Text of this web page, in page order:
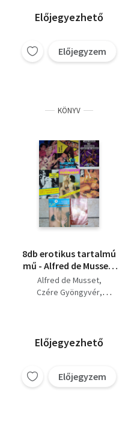
Előjegyezhető
Előjegyzem
KÖNYV
8db erotikus tartalmú
mű - Alfred de Musset-
Gamiani avagy a
kicsapongás két
Vágytól az ágyig; D.
Szabó László-
(leírásban az összes
mű címe)
Alfred de Musset
Czére Gyöngyvér
De Sade Márki
Előjegyezhető
Előjegyzem